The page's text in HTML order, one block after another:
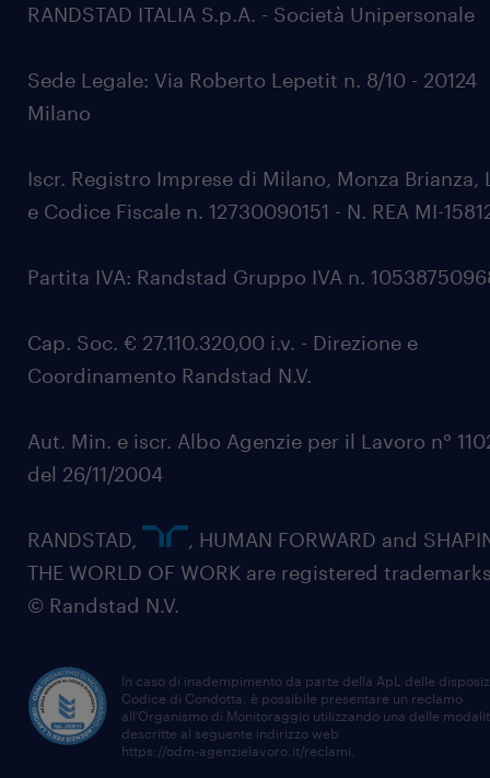
RANDSTAD ITALIA S.p.A. - Società Unipersonale
Sede Legale: Via Roberto Lepetit n. 8/10 - 20124
Milano
Iscr. Registro Imprese di Milano, Monza Brianza,
e Codice Fiscale n. 12730090151 - N. REA MI-
Partita IVA: Randstad Gruppo IVA n.
Cap. Soc. € 27.110.320,00 i.v. - Direzione e
Coordinamento Randstad N.V.
Aut. Min. e iscr. Albo Agenzie per il Lavoro n°
del 26/11/2004
RANDSTAD,
, HUMAN FORWARD and
THE WORLD OF WORK are registered
© Randstad N.V.
In caso di inadempimento da parte della ApL delle
Codice di Condotta, è possibile presentare un reclamo
all’Organismo di Monitoraggio utilizzando una delle
descritte al seguente indirizzo web
https://odm-agenzielavoro.it/reclami